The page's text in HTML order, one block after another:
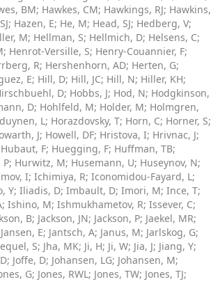
BM; Hawkes, CM; Hawkings, RJ; Hawkins,
; Hazen, E; He, M; Head, SJ; Hedberg, V;
M; Hellman, S; Hellmich, D; Helsens, C;
; Henrot-Versille, S; Henry-Couannier, F;
R; Hershenhorn, AD; Herten, G;
E; Hill, D; Hill, JC; Hill, N; Hiller, KH;
D; Hobbs, J; Hod, N; Hodgkinson,
D; Hohlfeld, M; Holder, M; Holmgren,
L; Horazdovsky, T; Horn, C; Horner, S;
J; Howell, DF; Hristova, I; Hrivnac, J;
Hubaut, F; Huegging, F; Huffman, TB;
P; Hurwitz, M; Husemann, U; Huseynov, N;
I; Ichimiya, R; Iconomidou-Fayard, L;
Y; Iliadis, D; Imbault, D; Imori, M; Ince, T;
; Ishino, M; Ishmukhametov, R; Issever, C;
B; Jackson, JN; Jackson, P; Jaekel, MR;
Jansen, E; Jantsch, A; Janus, M; Jarlskog, G;
S; Jha, MK; Ji, H; Ji, W; Jia, J; Jiang, Y;
; Joffe, D; Johansen, LG; Johansen, M;
G; Jones, RWL; Jones, TW; Jones, TJ;